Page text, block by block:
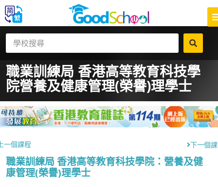
職業訓練局 香港高等教育科技學
院營養及健康管理(榮譽)理學士
一個課程 下一個
職業訓練局 香港高等教育科技學院：營養及健
康管理(榮譽)理學士